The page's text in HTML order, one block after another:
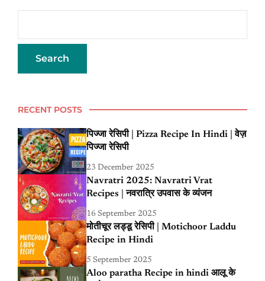
RECENT POSTS
पिज्जा रेसिपी | Pizza Recipe In Hindi | वेज़
पिज्जा रेसिपी
23 December 2025
Navratri 2025: Navratri Vrat
Recipes | नवरात्रि उपवास के व्यंजन
16 September 2025
मोतीचूर लड्डू रेसिपी | Motichoor Laddu
Recipe in Hindi
5 September 2025
Aloo paratha Recipe in hindi आलू के